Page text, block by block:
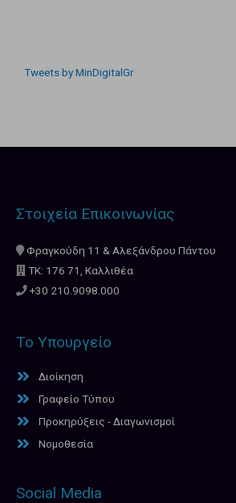
Tweets by MinDigitalGr
Στοιχεία Επικοινωνίας
Φραγκούδη 11 & Αλεξάνδρου Πάντου
ΤΚ: 176 71, Καλλιθέα
+30 210.9098.000
Το Υπουργείο
Διοίκηση
Γραφείο Τύπου
Προκηρύξεις - Διαγωνισμοί
Νομοθεσία
Social Media